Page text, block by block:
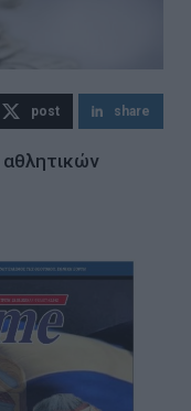
post share
αθλητικών